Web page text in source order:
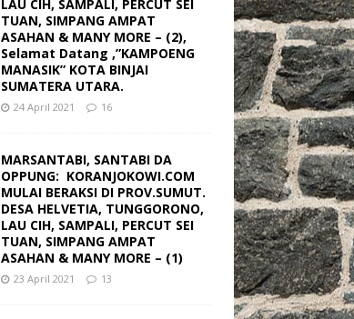
LAU CIH, SAMPALI, PERCUT SEI
TUAN, SIMPANG AMPAT
ASAHAN & MANY MORE – (2),
Selamat Datang ,”KAMPOENG
MANASIK” KOTA BINJAI
SUMATERA UTARA.
24 April 2021 16
MARSANTABI, SANTABI DA
OPPUNG: KORANJOKOWI.COM
MULAI BERAKSI DI PROV.SUMUT.
DESA HELVETIA, TUNGGORONO,
LAU CIH, SAMPALI, PERCUT SEI
TUAN, SIMPANG AMPAT
ASAHAN & MANY MORE – (1)
23 April 2021 13